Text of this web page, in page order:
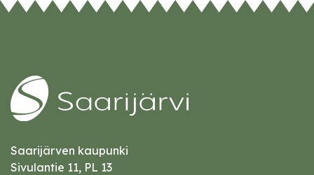
Saarijärven kaupunki
Sivulantie 11, PL 13